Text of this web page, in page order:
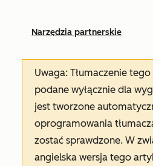
Narzędzia partnerskie
Uwaga: Tłumaczenie
podane wyłącznie dla
jest tworzone
oprogramowania
zostać sprawdzone. W
angielska wersja tego